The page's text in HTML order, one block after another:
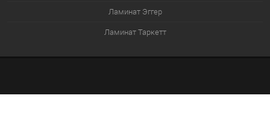
Ламинат Эггер
Ламинат Таркетт